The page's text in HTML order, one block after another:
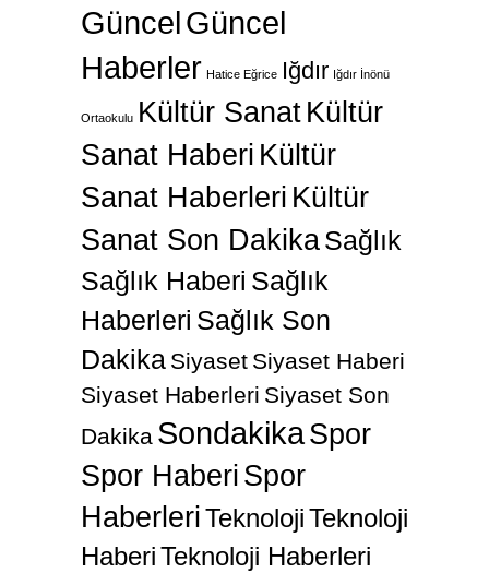
GüncelGüncel
Haberler Hatice Eğrice Iğdır Iğdır İnönü
Ortaokulu Kültür SanatKültür
Sanat Haberi Kültür
Sanat Haberleri Kültür
Sanat Son DakikaSağlık
Sağlık Haberi Sağlık
Haberleri Sağlık Son
Dakika Siyaset Siyaset Haberi
Siyaset Haberleri Siyaset Son
Dakika SondakikaSpor
Spor Haberi Spor
HaberleriTeknolojiTeknoloji
HaberiTeknoloji Haberleri